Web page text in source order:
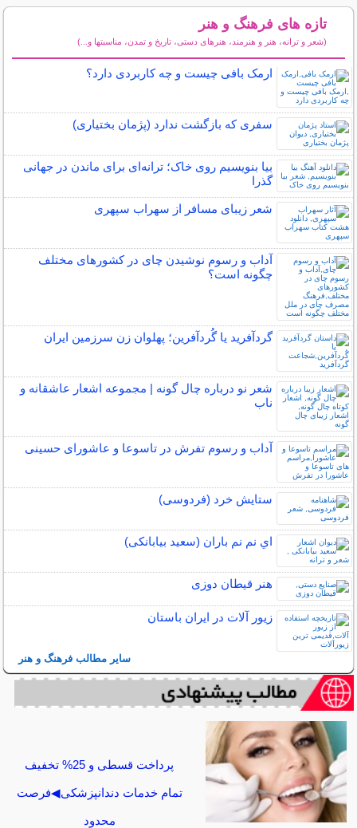
تازه های فرهنگ و هنر
(شعر و ترانه، هنر و هنرمند، هنرهای دستی، تاریخ و تمدن، مناسبتها و...)
ارمک بافی چیست و چه کاربردی دارد؟
سفری که بازگشت ندارد (پژمان بختیاری)
بیا بنویسیم روی خاک؛ ترانه‌ای برای ماندن در جهانی
گذرا
شعر زیبای مسافر از سهراب سپهری
آداب و رسوم نوشیدن چای در کشورهای مختلف
چگونه است؟
گردآفرید یا گُردآفرین؛ پهلوان زن سرزمین ایران
شعر نو درباره چال گونه | مجموعه اشعار عاشقانه و
ناب
آداب و رسوم تفرش در تاسوعا و عاشورای حسینی
ستایش خرد (فردوسی)
اي نم نم باران (سعید بیابانکی)
هنر قیطان دوزی
زیور آلات در ایران باستان
سایر مطالب فرهنگ و هنر
پرداخت قسطی و 25% تخفیف
تمام خدمات دندانپزشکی◀فرصت
محدود